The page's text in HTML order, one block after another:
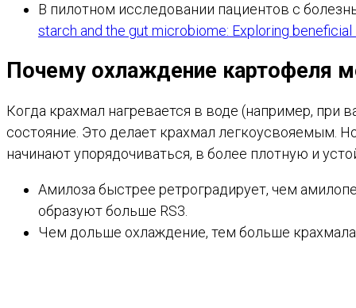
В пилотном исследовании пациентов с
starch and the gut microbiome: Exploring
Почему охлаждение картофеля
Когда крахмал нагревается в воде (например, при
состояние. Это делает крахмал легкоусвояемым.
начинают упорядочиваться, в более плотную и
Амилоза быстрее ретроградирует, чем
образуют больше RS3.
Чем дольше охлаждение, тем больше